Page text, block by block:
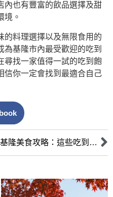
內也有豐富的飲品選擇及甜
境。
的料理選擇以及無限食用的
為基隆市內最受歡迎的吃到
尋找一家值得一試的吃到飽
信你一定會找到最適合自己
基隆美食攻略：這些吃到飽咖啡廳一定要去！